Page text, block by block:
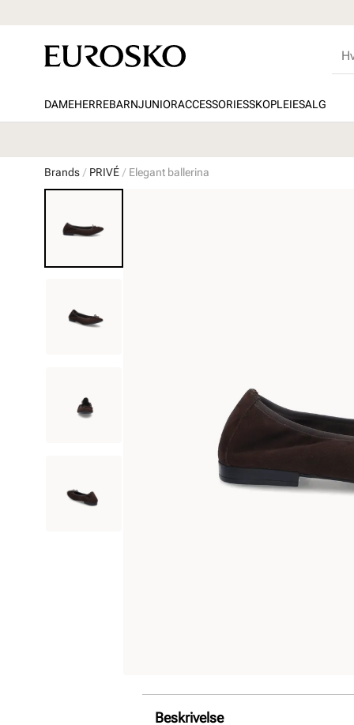
DAMEHERREBARNJUNIORACCESSORIESSKOPLEIESALG
Brands PRIVÉ Elegant ballerina
Beskrivelse